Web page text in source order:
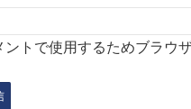
ントで使用するためブラウ